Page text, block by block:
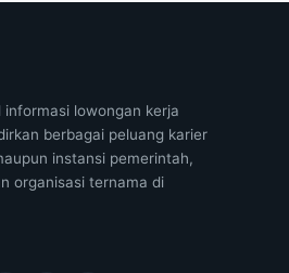
informasi lowongan kerja
berbagai peluang karier
instansi pemerintah,
organisasi ternama di